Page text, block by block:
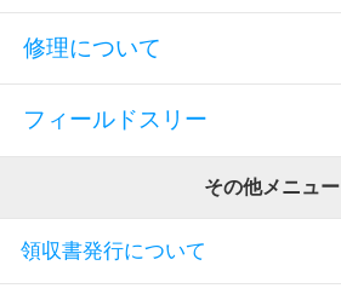
修理について
フィールドスリー
その他メニュー
領収書発行について